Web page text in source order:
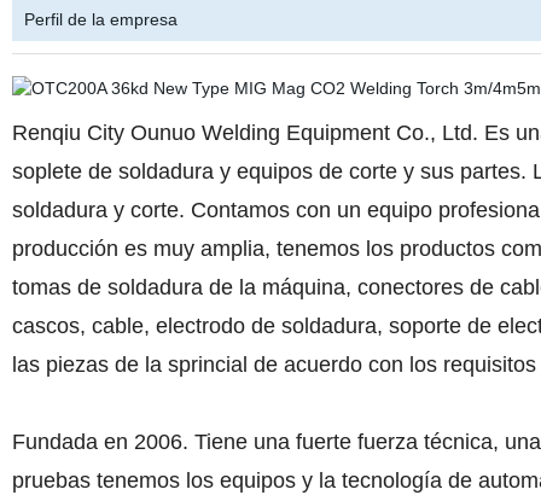
Perfil de la empresa
Renqiu City Ounuo Welding Equipment Co., Ltd. Es
soplete de soldadura y equipos de corte y sus
soldadura y corte. Contamos con un equipo
producción es muy amplia, tenemos los productos
tomas de soldadura de la máquina, conectores de
cascos, cable, electrodo de soldadura, soporte de
las piezas de la sprincial de acuerdo con los
Fundada en 2006. Tiene una fuerte fuerza técnica,
pruebas tenemos los equipos y la tecnología de